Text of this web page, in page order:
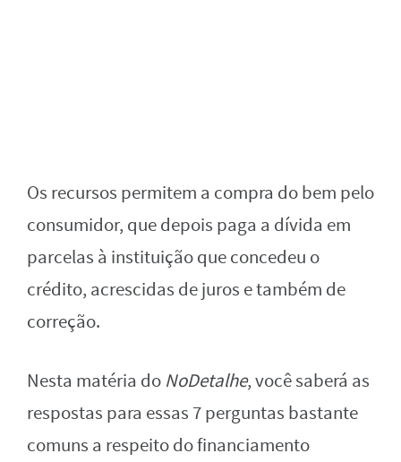
Os recursos permitem a compra do bem pelo
consumidor, que depois paga a dívida em
parcelas à instituição que concedeu o
crédito, acrescidas de juros e também de
correção.
Nesta matéria do NoDetalhe, você saberá as
respostas para essas 7 perguntas bastante
comuns a respeito do financiamento